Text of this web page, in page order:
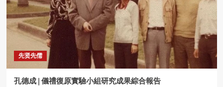
先贤先儒
孔德成 | 儀禮復原實驗小組研究成果綜合報告